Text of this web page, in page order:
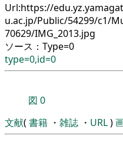
Url:https://
u.ac.jp/Public/54299/c1/
70629/IMG_2013.jpg
ソース：Type=0
type=0,id=0
図 0
文献( 書籍 ・ 雑誌 ・ URL)